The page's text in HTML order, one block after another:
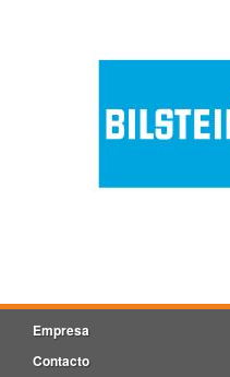
Empresa
Contacto